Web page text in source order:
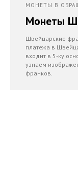
МОНЕТЫ В
Монеты
Швейцарские
платежа в
входит в 5-ку
узнаем
франков.